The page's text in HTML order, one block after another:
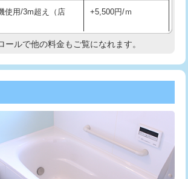
用/3m超え（店
+5,500円/ｍ
現地調査
まで
用/3m超え
33,000円
8,800円
ールで他の料金もご覧になれます。